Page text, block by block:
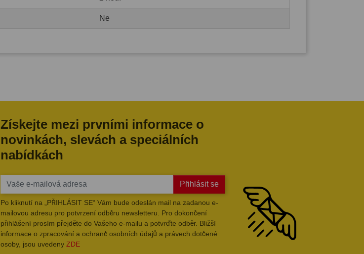
Ne
Získejte mezi prvními informace o
novinkách, slevách a speciálních
nabídkách
Přihlásit se
Po kliknutí na „PŘIHLÁSIT SE“ Vám bude odeslán mail na zadanou e-
mailovou adresu pro potvrzení odběru newsletteru. Pro dokončení
přihlášení prosím přejděte do Vašeho e-mailu a potvrďte odběr. Bližší
informace o zpracování a ochraně osobních údajů a právech dotčené
osoby, jsou uvedeny ZDE